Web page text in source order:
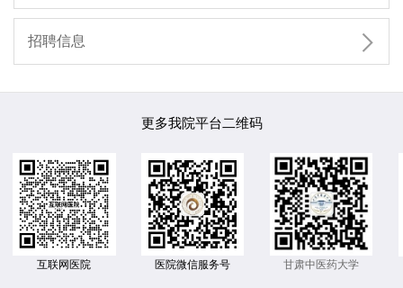
招聘信息 
更多我院平台二维码
互联网医院 医院微信服务号 甘肃中医药大学